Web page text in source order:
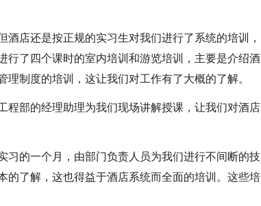
店还是按正规的实习生对我们进行了系统的培训，
行了四个课时的室内培训和游览培训，主要是介绍酒
制度的培训，这让我们对工作有了大概的了解。
程部的经理助理为我们现场讲解授课，让我们对酒店
习的一个月，由部门负责人员为我们进行不间断的技
的了解，这也得益于酒店系统而全面的培训。这些培